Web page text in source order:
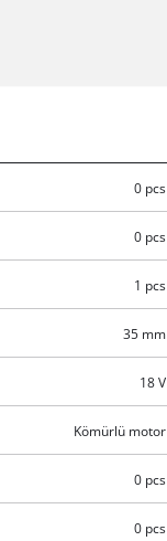
0 pcs
0 pcs
1 pcs
35 mm
18 V
Kömürlü motor
0 pcs
0 pcs